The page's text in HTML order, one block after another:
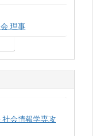
理事
会情報学専攻